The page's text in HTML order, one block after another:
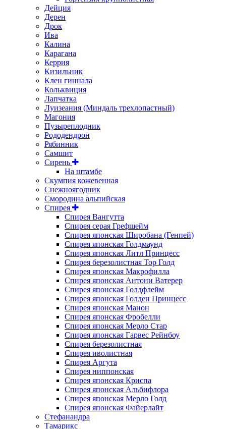
Дейция
Дерен
Дрок
Ива
Калина
Карагана
Керрия
Кизильник
Клен гиннала
Кольквиция
Лапчатка
Луизеания (Миндаль трехлопастный)
Магония
Пузыреплодник
Рододендрон
Рябинник
Самшит
Сирень
На штамбе
Скумпия кожевенная
Снежноягодник
Смородина альпийская
Спирея
Спирея Вангутта
Спирея серая Грефшейм
Спирея японская Широбана (Генпей)
Спирея японская Голдмаунд
Спирея японская Литл Принцесс
Спирея березолистная Тор Голд
Спирея японская Макрофилла
Спирея японская Антони Ватерер
Спирея японская Голдфлейм
Спирея японская Голден Принцесс
Спирея японская Манон
Спирея японская Фробелли
Спирея японская Мерло Стар
Спирея японская Гарвес Рейнбоу
Спирея березолистная
Спирея иволистная
Спирея Аргута
Спирея ниппонская
Спирея японская Криспа
Спирея японская Альбифлора
Спирея японская Мерло Голд
Спирея японская Файерлайт
Стефанандра
Тамарикс